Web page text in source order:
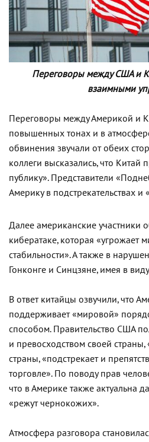
Переговоры между США и
взаимными
Переговоры между Америкой и
повышенных тонах и в
обвинения звучали от обеих
коллеги высказались, что Китай
публику». Представители
Америку в подстрекательствах и
Далее американские участники
кибератаке, которая «угрожает
стабильности». А также в
Гонконге и Синцзяне, имея в
В ответ китайцы озвучили, что
поддерживает «мировой»
способом. Правительство США
и превосходством своей страны,
страны, «подстрекает и
торговле». По поводу прав
что в Америке также актуальна
«режут чернокожих».
Атмосфера разговора